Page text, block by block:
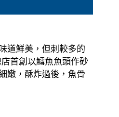
道鮮美，但刺較多的
首創以鱈魚魚頭作砂
嫩，酥炸過後，魚骨